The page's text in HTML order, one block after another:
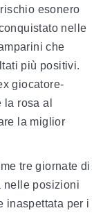
esonero
nelle
che
più positivi.
giocatore-
rosa al
la miglior
tre giornate di
nelle posizioni
inaspettata per i